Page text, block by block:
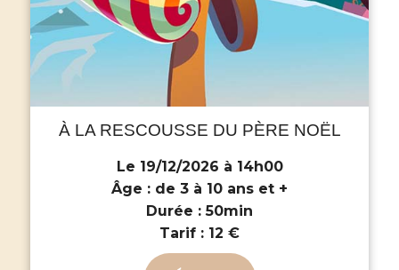
À LA RESCOUSSE DU PÈRE NOËL
Le 19/12/2026 à 14h00
Âge : de 3 à 10 ans et +
Durée : 50min
Tarif : 12 €